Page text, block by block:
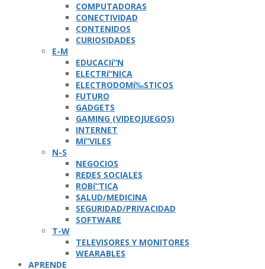
COMPUTADORAS
CONECTIVIDAD
CONTENIDOS
CURIOSIDADES
E-M
EDUCACIí“N
ELECTRí“NICA
ELECTRODOMí‰STICOS
FUTURO
GADGETS
GAMING (VIDEOJUEGOS)
INTERNET
Mí“VILES
N-S
NEGOCIOS
REDES SOCIALES
ROBí“TICA
SALUD/MEDICINA
SEGURIDAD/PRIVACIDAD
SOFTWARE
T-W
TELEVISORES Y MONITORES
WEARABLES
APRENDE